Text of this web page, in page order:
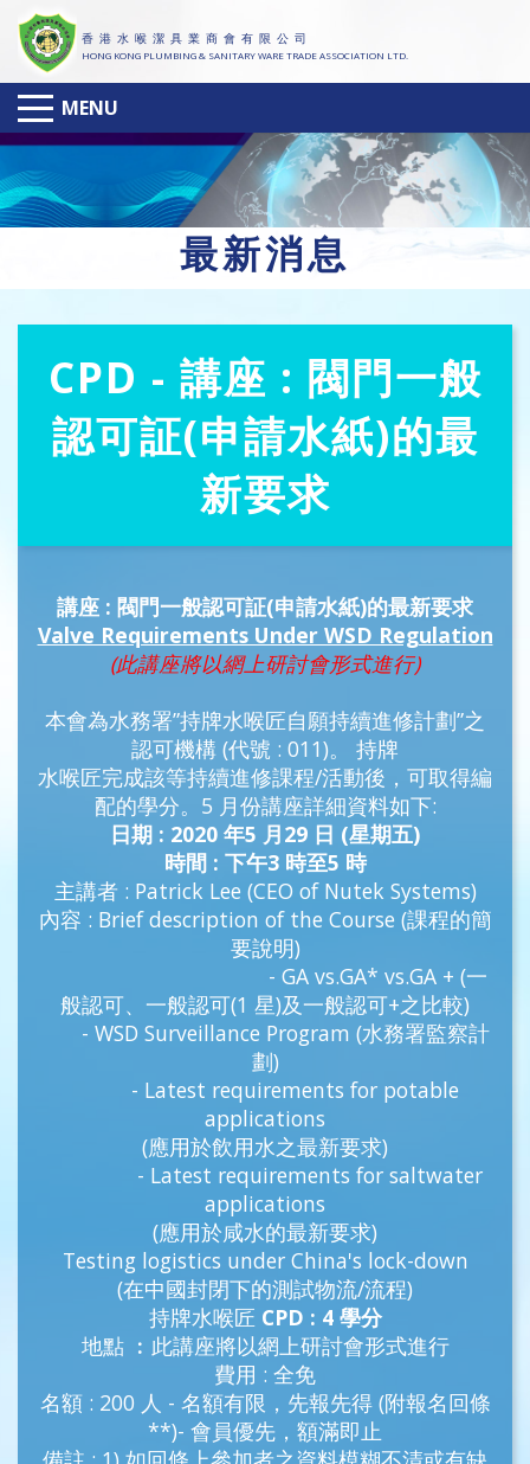
香 港 水 喉 潔 具 業 商 會 有 限 公 司
HONG KONG PLUMBING & SANITARY WARE TRADE ASSOCIATION LTD.
MENU
最新消息
CPD - 講座 : 閥門一般
認可証(申請水紙)的最
新要求
講座 : 閥門一般認可証(申請水紙)的最新要求
Valve Requirements Under WSD Regulation
(此講座將以網上研討會形式進行)
本會為水務署”持牌水喉匠自願持續進修計劃”之
認可機構 (代號 : 011)。 持牌
水喉匠完成該等持續進修課程/活動後，可取得編
配的學分。5 月份講座詳細資料如下:
日期 : 2020 年5 月29 日 (星期五)
時間 : 下午3 時至5 時
主講者 : Patrick Lee (CEO of Nutek Systems)
內容 : Brief description of the Course (課程的簡
要說明)
- GA vs.GA* vs.GA + (一
般認可、一般認可(1 星)及一般認可+之比較)
- WSD Surveillance Program (水務署監察計
劃)
- Latest requirements for potable
applications
(應用於飲用水之最新要求)
- Latest requirements for saltwater
applications
(應用於咸水的最新要求)
Testing logistics under China's lock-down
(在中國封閉下的測試物流/流程)
持牌水喉匠 CPD : 4 學分
地點 ︰此講座將以網上研討會形式進行
費用 : 全免
名額 : 200 人 - 名額有限，先報先得 (附報名回條
**)- 會員優先，額滿即止